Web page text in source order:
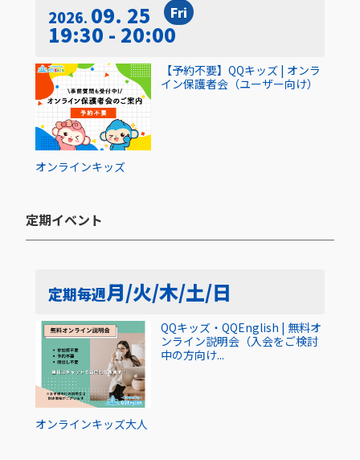
2026 09. 25 Fri
19:30 - 20:00
オンラインキッズ
【予約不要】QQキッズ | オンラ
イン保護者会（ユーザー向け）
定期イベント​
定期毎週月/火/木/土/日
オンラインキッズ大人
QQキッズ・QQEnglish | 無料オ
ンライン説明会（入会をご検討
中の方向け...